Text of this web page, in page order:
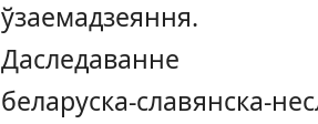
ўзаемадзеяння.
Даследаванне